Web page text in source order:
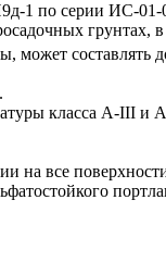
1 по серии ИС-
может составлять
класса А-III
все